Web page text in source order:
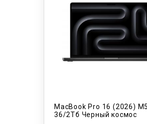
MacBook Pro 16 (2026)
36/2Тб Черный космос